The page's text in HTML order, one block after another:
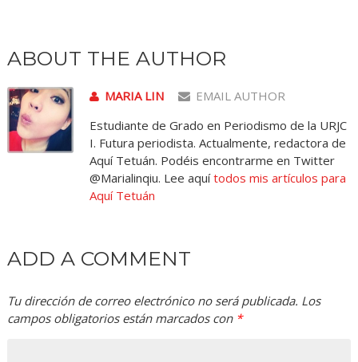
ABOUT THE AUTHOR
MARIA LIN
EMAIL AUTHOR
Estudiante de Grado en Periodismo de la URJC
I. Futura periodista. Actualmente, redactora de
Aquí Tetuán. Podéis encontrarme en Twitter
@Marialinqiu. Lee aquítodos mis artículos para
Aquí Tetuán
ADD A COMMENT
Tu dirección de correo electrónico no será publicada. Los
campos obligatorios están marcados con *